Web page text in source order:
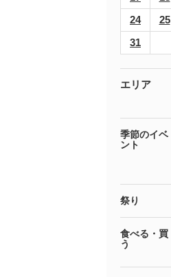
24
25
31
エリア
季節のイベ
ント
祭り
食べる・買
う